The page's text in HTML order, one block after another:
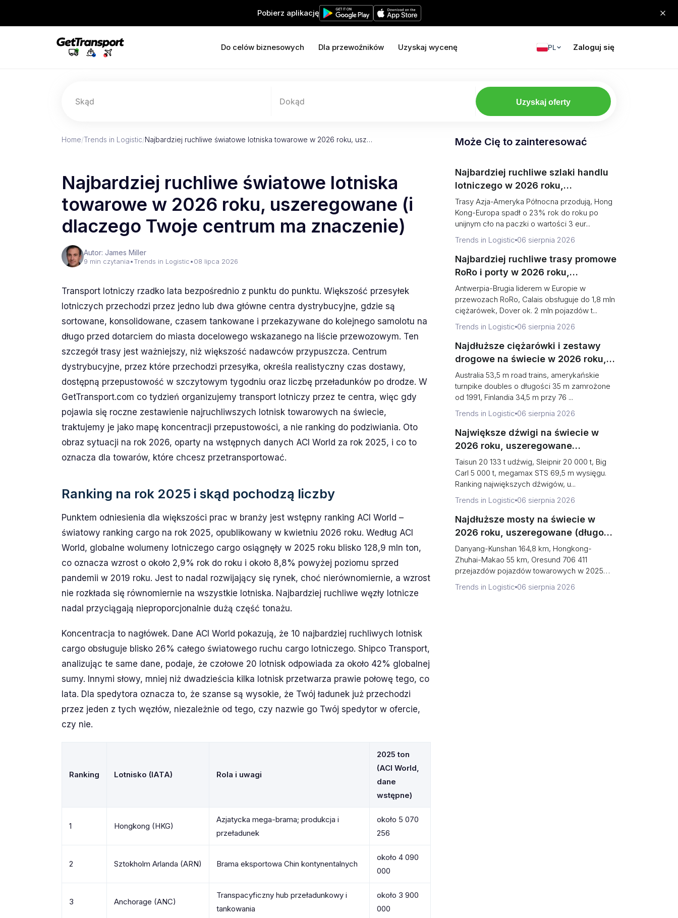
Pobierz aplikację
Do celów biznesowych Dla przewoźników Uzyskaj wycenę PL Zaloguj się
Skąd Dokąd Uzyskaj oferty
Home/Trends in Logistic/Najbardziej ruchliwe światowe lotniska towarowe w 2026 roku, usz…
Najbardziej ruchliwe światowe lotniska
towarowe w 2026 roku, uszeregowane (i
dlaczego Twoje centrum ma znaczenie)
Autor: James Miller
9 min czytania•Trends in Logistic•08 lipca 2026
Transport lotniczy rzadko lata bezpośrednio z punktu do punktu. Większość przesyłek
lotniczych przechodzi przez jedno lub dwa główne centra dystrybucyjne, gdzie są
sortowane, konsolidowane, czasem tankowane i przekazywane do kolejnego samolotu na
długo przed dotarciem do miasta docelowego wskazanego na liście przewozowym. Ten
szczegół trasy jest ważniejszy, niż większość nadawców przypuszcza. Centrum
dystrybucyjne, przez które przechodzi przesyłka, określa realistyczny czas dostawy,
dostępną przepustowość w szczytowym tygodniu oraz liczbę przeładunków po drodze. W
GetTransport.com co tydzień organizujemy transport lotniczy przez te centra, więc gdy
pojawia się roczne zestawienie najruchliwszych lotnisk towarowych na świecie,
traktujemy je jako mapę koncentracji przepustowości, a nie ranking do podziwiania. Oto
obraz sytuacji na rok 2026, oparty na wstępnych danych ACI World za rok 2025, i co to
oznacza dla towarów, które chcesz przetransportować.
Ranking na rok 2025 i skąd pochodzą liczby
Punktem odniesienia dla większości prac w branży jest wstępny ranking ACI World –
światowy ranking cargo na rok 2025, opublikowany w kwietniu 2026 roku. Według ACI
World, globalne wolumeny lotniczego cargo osiągnęły w 2025 roku blisko 128,9 mln ton,
co oznacza wzrost o około 2,9% rok do roku i około 8,8% powyżej poziomu sprzed
pandemii w 2019 roku. Jest to nadal rozwijający się rynek, choć nierównomiernie, a wzrost
nie rozkłada się równomiernie na wszystkie lotniska. Najbardziej ruchliwe węzły lotnicze
nadal przyciągają nieproporcjonalnie dużą część tonażu.
Koncentracja to nagłówek. Dane ACI World pokazują, że 10 najbardziej ruchliwych lotnisk
cargo obsługuje blisko 26% całego światowego ruchu cargo lotniczego. Shipco Transport,
analizując te same dane, podaje, że czołowe 20 lotnisk odpowiada za około 42% globalnej
sumy. Innymi słowy, mniej niż dwadzieścia kilka lotnisk przetwarza prawie połowę tego, co
lata. Dla spedytora oznacza to, że szanse są wysokie, że Twój ładunek już przechodzi
przez jeden z tych węzłów, niezależnie od tego, czy nazwie go Twój spedytor w ofercie,
czy nie.
Ranking Lotnisko (IATA) Rola i uwagi
2025 ton
(ACI World,
dane
wstępne)
1 Hongkong (HKG)
Azjatycka mega-brama; produkcja i
przeładunek
około 5 070
256
2 Sztokholm Arlanda (ARN) Brama eksportowa Chin kontynentalnych
około 4 090
000
3 Anchorage (ANC)
Transpacyficzny hub przeładunkowy i
tankowania
około 3 900
000
Może Cię to zainteresować
Najbardziej ruchliwe szlaki handlu
lotniczego w 2026 roku,
uszeregowane (tonaż vs kierunek)
Trasy Azja-Ameryka Północna przodują, Hong
Kong-Europa spadł o 23% rok do roku po
unijnym cło na paczki o wartości 3 eur...
Trends in Logistic 06 sierpnia 2026
Najbardziej ruchliwe trasy promowe
RoRo i porty w 2026 roku,
uszeregowane (jednostki vs tonaż)
Antwerpia-Brugia liderem w Europie w
przewozach RoRo, Calais obsługuje do 1,8 mln
ciężarówek, Dover ok. 2 mln pojazdów t...
Trends in Logistic 06 sierpnia 2026
Najdłuższe ciężarówki i zestawy
drogowe na świecie w 2026 roku,
uszeregowane (Rekordy a limity
prawne)
Australia 53,5 m road trains, amerykańskie
turnpike doubles o długości 35 m zamrożone
od 1991, Finlandia 34,5 m przy 76 ...
Trends in Logistic 06 sierpnia 2026
Największe dźwigi na świecie w
2026 roku, uszeregowane
(zdolność udźwigu vs. wydajność
terminalu)
Taisun 20 133 t udźwig, Sleipnir 20 000 t, Big
Carl 5 000 t, megamax STS 69,5 m wysięgu.
Ranking największych dźwigów, u...
Trends in Logistic 06 sierpnia 2026
Najdłuższe mosty na świecie w
2026 roku, uszeregowane (długość
w porównaniu do tego, nad czym
można przejechać)
Danyang-Kunshan 164,8 km, Hongkong-
Zhuhai-Makao 55 km, Oresund 706 411
przejazdów pojazdów towarowych w 2025
roku. Najdł...
Trends in Logistic 06 sierpnia 2026